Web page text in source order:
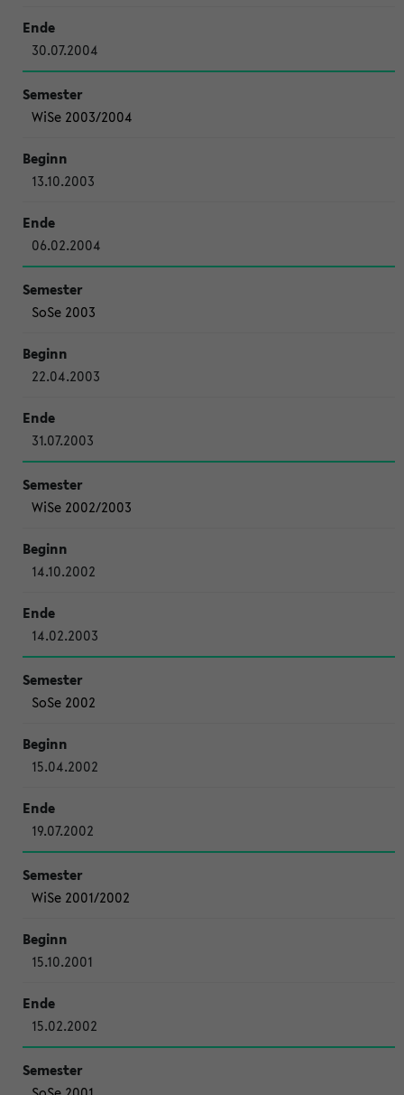
30.07.2004
WiSe 2003/2004
13.10.2003
06.02.2004
SoSe 2003
22.04.2003
31.07.2003
WiSe 2002/2003
14.10.2002
14.02.2003
SoSe 2002
15.04.2002
19.07.2002
WiSe 2001/2002
15.10.2001
15.02.2002